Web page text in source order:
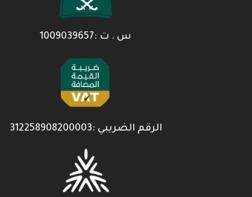
س . ت :1009039657
الرقم الضريبي :312258908200003